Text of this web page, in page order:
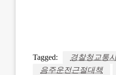
Tagged: 경찰청교통
음주운전근절대책